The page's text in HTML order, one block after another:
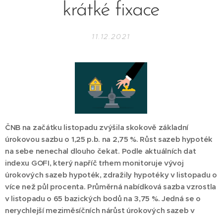
krátké fixace
11.12.2021
ČNB na začátku listopadu zvýšila skokově základní
úrokovou sazbu o 1,25 p.b. na 2,75 %. Růst sazeb hypoték
na sebe nenechal dlouho čekat. Podle aktuálních dat
indexu GOFI, který napříč trhem monitoruje vývoj
úrokových sazeb hypoték, zdražily hypotéky v listopadu o
více než půl procenta. Průměrná nabídková sazba vzrostla
v listopadu o 65 bazických bodů na 3,75 %. Jedná se o
nerychlejší meziměsíčních nárůst úrokových sazeb v